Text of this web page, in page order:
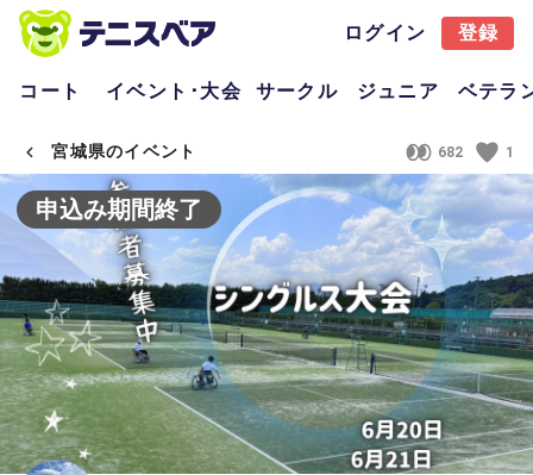
ログイン 登録
コート イベント･大会 サークル ジュニア ベテラ
宮城県のイベント 682 1
申込み期間終了